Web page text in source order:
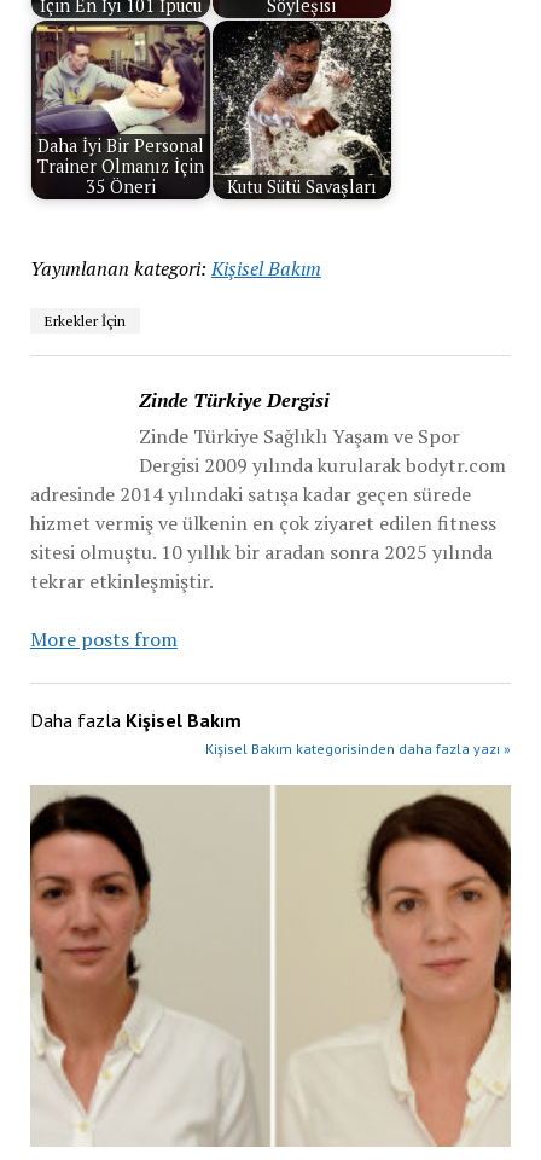
İçin En İyi 101 İpucu Söyleşisi
Daha İyi Bir Personal
Trainer Olmanız İçin
35 Öneri
Kutu Sütü Savaşları
Yayımlanan kategori: Kişisel Bakım
Erkekler İçin
Zinde Türkiye Dergisi
Zinde Türkiye Sağlıklı Yaşam ve Spor
Dergisi 2009 yılında kurularak bodytr.com
adresinde 2014 yılındaki satışa kadar geçen sürede
hizmet vermiş ve ülkenin en çok ziyaret edilen fitness
sitesi olmuştu. 10 yıllık bir aradan sonra 2025 yılında
tekrar etkinleşmiştir.
More posts from
Daha fazla Kişisel Bakım
Kişisel Bakım kategorisinden daha fazla yazı »